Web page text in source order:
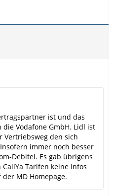
ist und das
Vodafone GmbH. Lidl ist
Vertriebsweg den sich
immer noch besser
Debitel. Es gab übrigens
Tarifen keine Infos
MD Homepage.